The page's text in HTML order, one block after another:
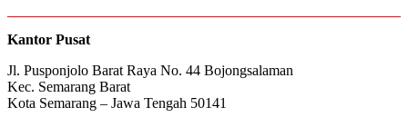
Kantor Pusat
Jl. Pusponjolo Barat Raya No. 44 Bojongsalaman
Kec. Semarang Barat
Kota Semarang – Jawa Tengah 50141